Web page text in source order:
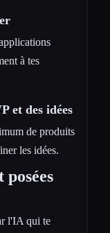
à tes
et des idées
de produits
les idées.
l'IA qui te